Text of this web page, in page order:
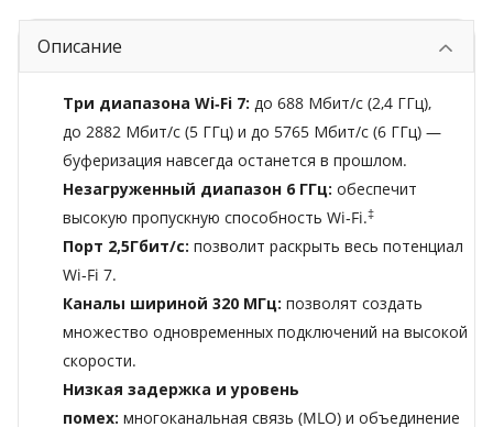
Описание
Три диапазона Wi‑Fi 7: до 688 Мбит/с (2,4 ГГц),
до 2882 Мбит/с (5 ГГц) и до 5765 Мбит/с (6 ГГц) —
буферизация навсегда останется в прошлом.
Незагруженный диапазон 6 ГГц: обеспечит
высокую пропускную способность Wi‑Fi.‡
Порт 2,5Гбит/с: позволит раскрыть весь потенциал
Wi‑Fi 7.
Каналы шириной 320 МГц: позволят создать
множество одновременных подключений на высокой
скорости.
Низкая задержка и уровень
помех: многоканальная связь (MLO) и объединение